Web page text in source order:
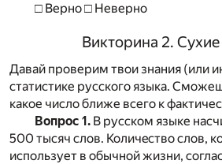
□ Верно □ Неверно
Викторина 2.
Давай проверим твои знания (или
статистике русского языка.
какое число ближе всего к
Вопрос 1. В русском языке
500 тысяч слов. Koличecтвo cлoв,
использует в обычной жизни,